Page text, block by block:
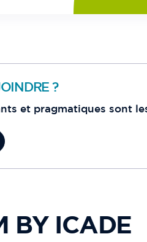
?
et pragmatiques sont
BY ICADE